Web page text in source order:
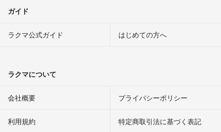
ガイド
ラクマ公式ガイド はじめての方へ
ラクマについて
会社概要 プライバシーポリシー
利用規約 特定商取引法に基づく表記